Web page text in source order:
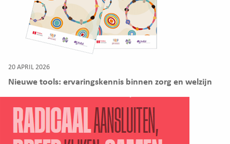
20 APRIL 2026
Nieuwe tools: ervaringskennis binnen zorg en welzijn